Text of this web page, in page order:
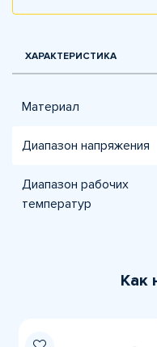
ХАРАКТЕРИСТИКА
Материал
Диапазон напряжения
Диапазон рабочих
температур
Как